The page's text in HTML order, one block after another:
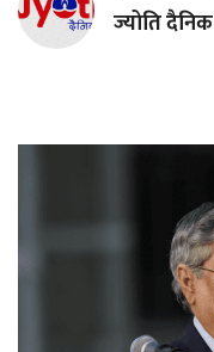
ज्योति दैनिक